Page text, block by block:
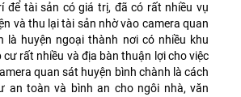
để tài sản có giá trị, đã có rất nhiều vụ
và thu lại tài sản nhờ vào camera quan
là huyện ngoại thành nơi có nhiều khu
rất nhiều và địa bàn thuận lợi cho việc
quan sát huyện bình chành là cách
an toàn và bình an cho ngôi nhà, văn